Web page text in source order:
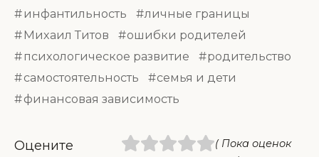
инфантильность
личные границы
Михаил Титов
ошибки родителей
психологическое развитие
родительство
самостоятельность
семья и дети
финансовая зависимость
Оцените
( Пока оценок